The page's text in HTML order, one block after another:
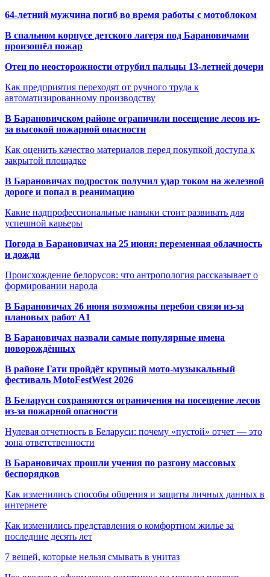
64-летний мужчина погиб во время работы с мотоблоком
В спальном корпусе детского лагеря под Барановичами
произошёл пожар
Отец по неосторожности отрубил пальцы 13-летней дочери
Как предприятия переходят от ручного труда к
автоматизированному производству
В Барановичском районе ограничили посещение лесов из-
за высокой пожарной опасности
Как оценить качество материалов перед покупкой доступа к
закрытой площадке
В Барановичах подросток получил удар током на железной
дороге и попал в реанимацию
Какие надпрофессиональные навыки стоит развивать для
успешной карьеры
Погода в Барановичах на 25 июня: переменная облачность
и дожди
Происхождение белорусов: что антропология рассказывает о
формировании народа
В Барановичах 26 июня возможны перебои связи из-за
плановых работ A1
В Барановичах назвали самые популярные имена
новорождённых
В районе Гати пройдёт крупный мото-музыкальный
фестиваль MotoFestWest 2026
В Беларуси сохраняются ограничения на посещение лесов
из-за пожарной опасности
Нулевая отчетность в Беларуси: почему «пустой» отчет — это
зона ответственности
В Барановичах прошли учения по разгону массовых
беспорядков
Как изменились способы общения и защиты личных данных в
интернете
Как изменились представления о комфортном жилье за
последние десять лет
7 вещей, которые нельзя смывать в унитаз